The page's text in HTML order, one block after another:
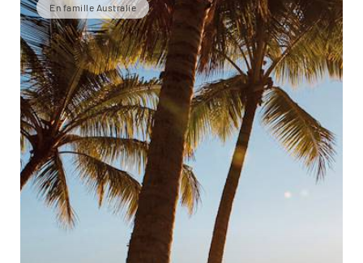
En famille Australie